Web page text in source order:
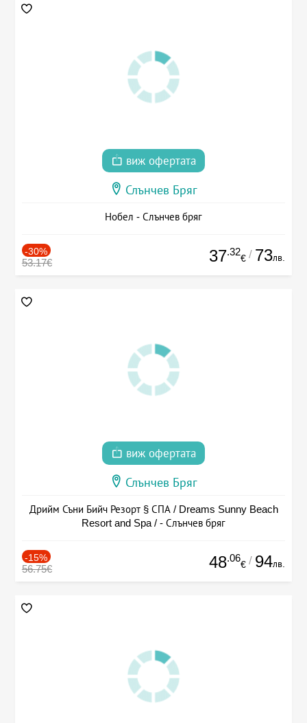
виж офертата
Слънчев Бряг
Нобел - Слънчев бряг
-30%
53.17€ 37.32
€ / 73лв.
виж офертата
Слънчев Бряг
Дрийм Съни Бийч Резорт § СПА / Dreams Sunny Beach
Resort and Spa / - Слънчев бряг
-15%
56.75€ 48.06
€ / 94лв.